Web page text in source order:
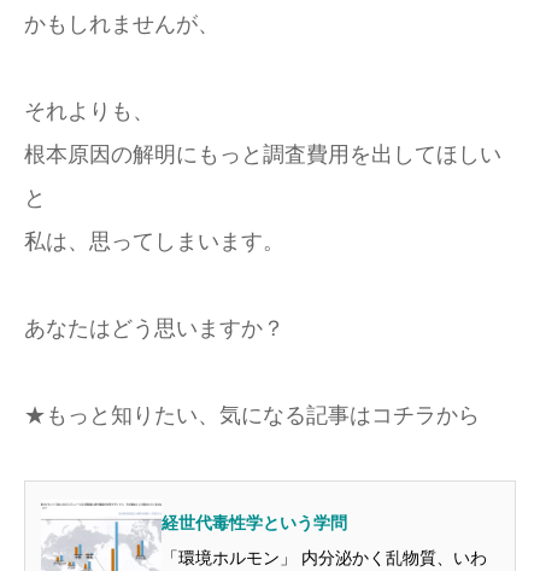
かもしれませんが、
それよりも、
根本原因の解明にもっと調査費用を出してほしい
と
私は、思ってしまいます。
あなたはどう思いますか？
★もっと知りたい、気になる記事はコチラから
経世代毒性学という学問
「環境ホルモン」 内分泌かく乱物質、いわ